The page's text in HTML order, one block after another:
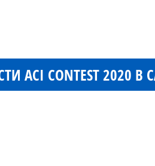
ACI CONTEST 2020 В